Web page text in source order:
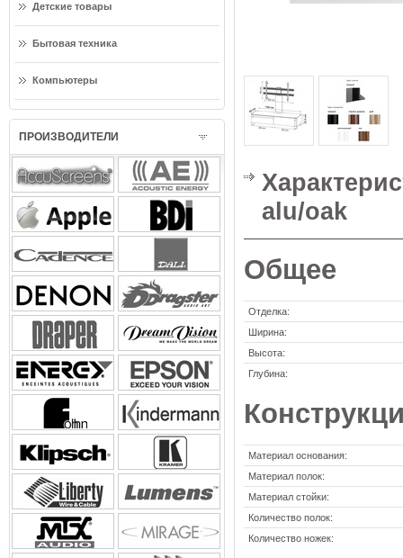
Детские товары
Бытовая техника
Компьютеры
ПРОИЗВОДИТЕЛИ
alu/oak
Общее
Отделка:
Ширина:
Высота:
Глубина:
Материал основания:
Материал полок:
Материал стойки:
Количество полок:
Количество ножек: